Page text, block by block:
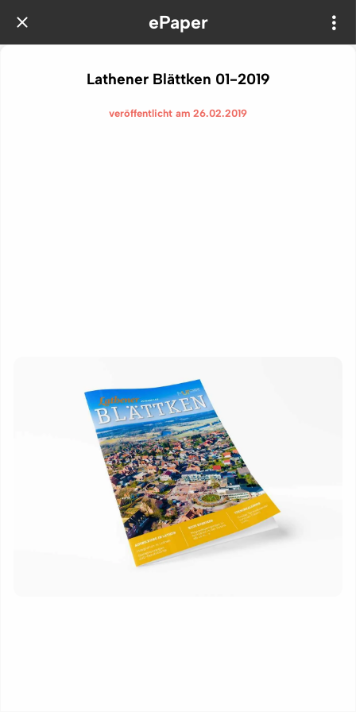
ePaper
Lathener Blättken 01-2019
veröffentlicht am 26.02.2019